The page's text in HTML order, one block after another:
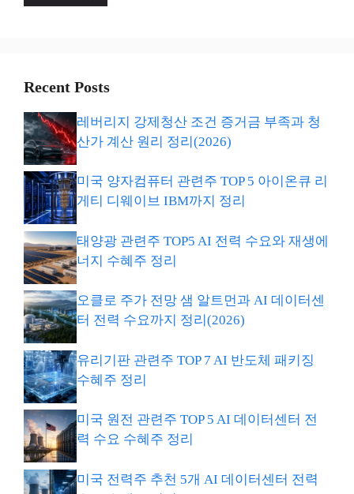
Recent Posts
레버리지 강제청산 조건 증거금 부족과 청
산가 계산 원리 정리(2026)
미국 양자컴퓨터 관련주 TOP 5 아이온큐 리
게티 디웨이브 IBM까지 정리
태양광 관련주 TOP5 AI 전력 수요와 재생에
너지 수혜주 정리
오클로 주가 전망 샘 알트먼과 AI 데이터센
터 전력 수요까지 정리(2026)
유리기판 관련주 TOP 7 AI 반도체 패키징
수혜주 정리
미국 원전 관련주 TOP 5 AI 데이터센터 전
력 수요 수혜주 정리
미국 전력주 추천 5개 AI 데이터센터 전력